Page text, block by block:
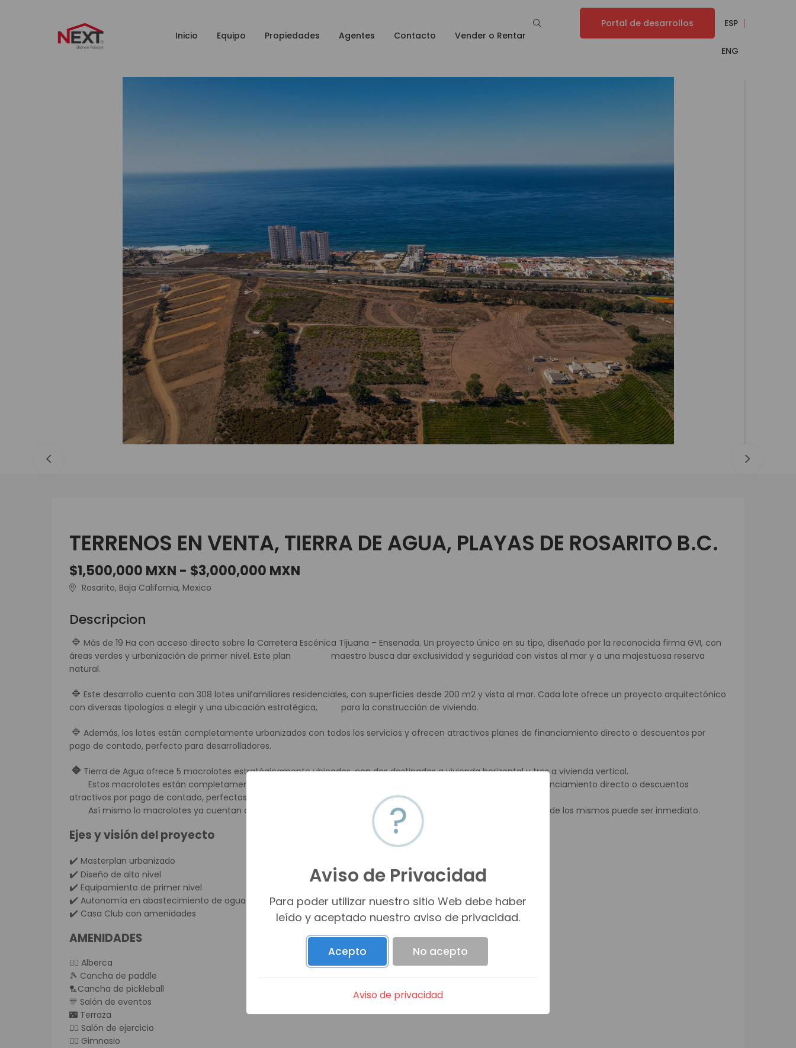
Inicio Equipo Propiedades Agentes Contacto Vender o Rentar
Portal de desarrollos ESP
ENG
TERRENOS EN VENTA, TIERRA DE AGUA, PLAYAS DE ROSARITO B.C.
$1,500,000 MXN - $3,000,000 MXN
Rosarito, Baja California, Mexico
Descripcion
🔹 Más de 19 Ha con acceso directo sobre la Carretera Escénica Tijuana – Ensenada. Un proyecto único en su tipo, diseñado por la reconocida firma GVI, con
áreas verdes y urbanización de primer nivel. Este plan maestro busca dar exclusividad y seguridad con vistas al mar y a una majestuosa reserva
natural.
🔹 Este desarrollo cuenta con 308 lotes unifamiliares residenciales, con superficies desde 200 m2 y vista al mar. Cada lote ofrece un proyecto arquitectónico
con diversas tipologías a elegir y una ubicación estratégica, para la construcción de vivienda.
🔹 Además, los lotes están completamente urbanizados con todos los servicios y ofrecen atractivos planes de financiamiento directo o descuentos por
pago de contado, perfecto para desarrolladores.
🔹 Tierra de Agua ofrece 5 macrolotes estratégicamente ubicados, con dos destinados a vivienda horizontal y tres a vivienda vertical.
Estos macrolotes están completamente urbanizados, cuentan con todos los servicios y ofrecen planes de financiamiento directo o descuentos
atractivos por pago de contado, perfectos para desarrolladores.
Así mismo lo macrolotes ya cuentan con solución espacial y proyecto ejecutivo urbano por lo que el desarrollode los mismos puede ser inmediato.
Ejes y visión del proyecto
✔️ Masterplan urbanizado
✔️ Diseño de alto nivel
✔️ Equipamiento de primer nivel
✔️ Autonomía en abastecimiento de agua
✔️ Casa Club con amenidades
AMENIDADES
🏊‍♀️ Alberca
🎾 Cancha de paddle
🏸Cancha de pickleball
🎊 Salón de eventos
🌃 Terraza
🧘‍♀️ Salón de ejercicio
🏋️‍♀️ Gimnasio
?
Aviso de Privacidad
Para poder utilizar nuestro sitio Web debe haber
leído y aceptado nuestro aviso de privacidad.
Acepto No acepto
Aviso de privacidad